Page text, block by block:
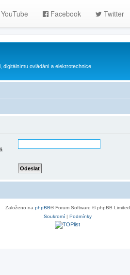
YouTube Facebook Twitter
digitálnímu ovládání a elektrotechnice
Založeno na phpBB® Forum Software © phpBB Limited
Soukromí| Podmínky